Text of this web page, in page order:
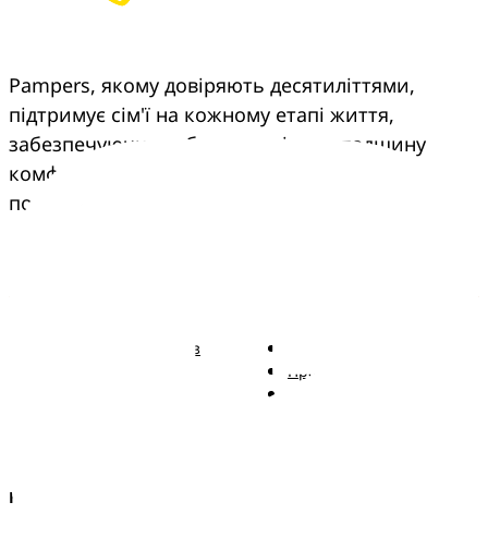
Pampers, якому довіряють десятиліттями,
підтримує сім'ї на кожному етапі життя,
забезпечуючи турботу, досвід та спадщину
комфорту, що переходить з покоління в
покоління.
Підгузки Pampers із
Правові положення
Країна/регіон